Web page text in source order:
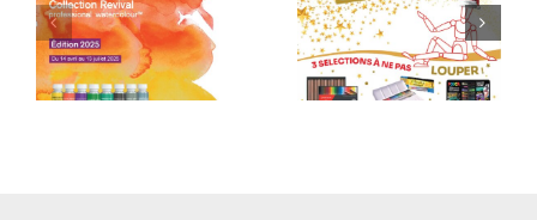
La magie de
Nöel,
découvrez nos
idées cadeaux!
Concours de
dessin